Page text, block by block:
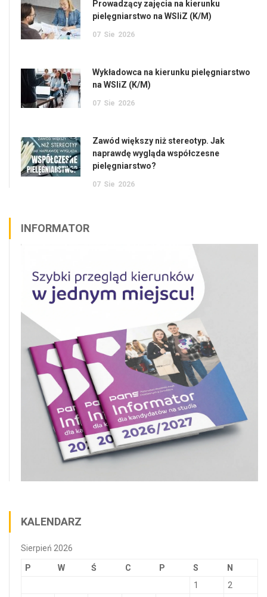
Prowadzący zajęcia na kierunku
pielęgniarstwo na WSIiZ (K/M)
07 Sie 2026
Wykładowca na kierunku pielęgniarstwo
na WSIiZ (K/M)
07 Sie 2026
Zawód większy niż stereotyp. Jak
naprawdę wygląda współczesne
pielęgniarstwo?
07 Sie 2026
INFORMATOR
KALENDARZ
Sierpień 2026
P W Ś C P S N
1
2